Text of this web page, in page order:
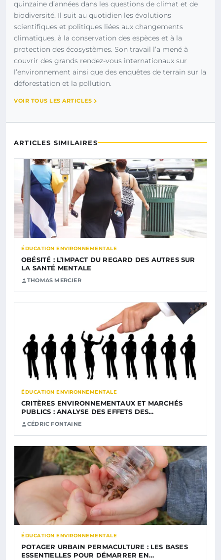
quinzaine d’années dans les questions de climat et de
biodiversité. Il suit au quotidien les évolutions
scientifiques et politiques liées aux changements
climatiques, à la conservation des espèces et à la
protection des écosystèmes. Son travail l’a mené à
couvrir des grands rendez-vous internationaux sur
l’environnement ainsi que des enquêtes de terrain sur la
déforestation et la pollution.
VOIR TOUS LES ARTICLES
ARTICLES SIMILAIRES
ÉDUCATION ENVIRONNEMENTALE
OBÉSITÉ : L’IMPACT DU REGARD DES AUTRES SUR
LA SANTÉ MENTALE
THOMAS MERCIER
ÉDUCATION ENVIRONNEMENTALE
CRITÈRES ENVIRONNEMENTAUX ET MARCHÉS
PUBLICS : ANALYSE DES EFFETS DES…
CÉDRIC FONTAINE
ÉDUCATION ENVIRONNEMENTALE
POTAGER URBAIN PERMACULTURE : LES BASES
ESSENTIELLES POUR DÉMARRER EN…